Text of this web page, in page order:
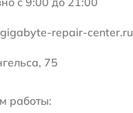
repair-center.ru
75
работы: